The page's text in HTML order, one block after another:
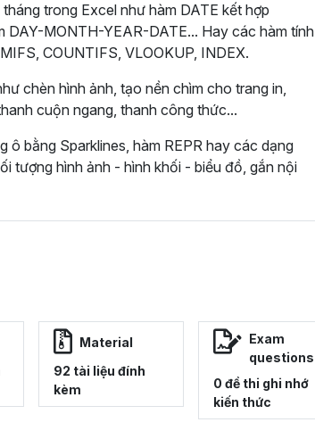
trong Excel như hàm DATE kết hợp
DAY-MONTH-YEAR-DATE... Hay các hàm tính
COUNTIFS, VLOOKUP, INDEX.
chèn hình ảnh, tạo nền chìm cho trang in,
cuộn ngang, thanh công thức...
ô bằng Sparklines, hàm REPR hay các dạng
tượng hình ảnh - hình khối - biểu đồ, gắn nội
Material
92 tài liệu đính
kèm
Exam
questions
0 đề thi ghi nhớ
kiến thức